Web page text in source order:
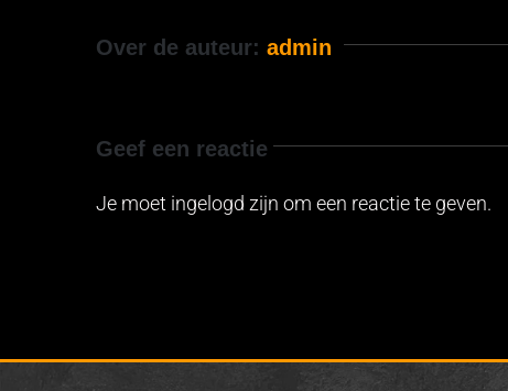
Over de auteur: admin
Geef een reactie
Je moet ingelogd zijn om een reactie te geven.